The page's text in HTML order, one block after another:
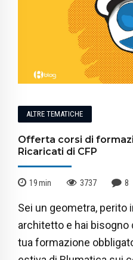
ALTRE TEMATICHE
Offerta corsi di
Ricaricati di CFP
19min 3737 8
Sei un geometra, perito
architetto e hai bisogno
tua formazione